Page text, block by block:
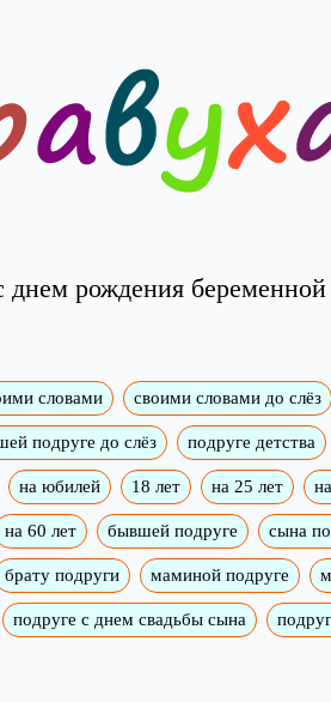
днем рождения беременной
словами своими словами до слёз
подруге до слёз подруге детства
на юбилей 18 лет на 25 лет
на 60 лет бывшей подруге сына
брату подруги маминой подруге
подруге с днем свадьбы сына